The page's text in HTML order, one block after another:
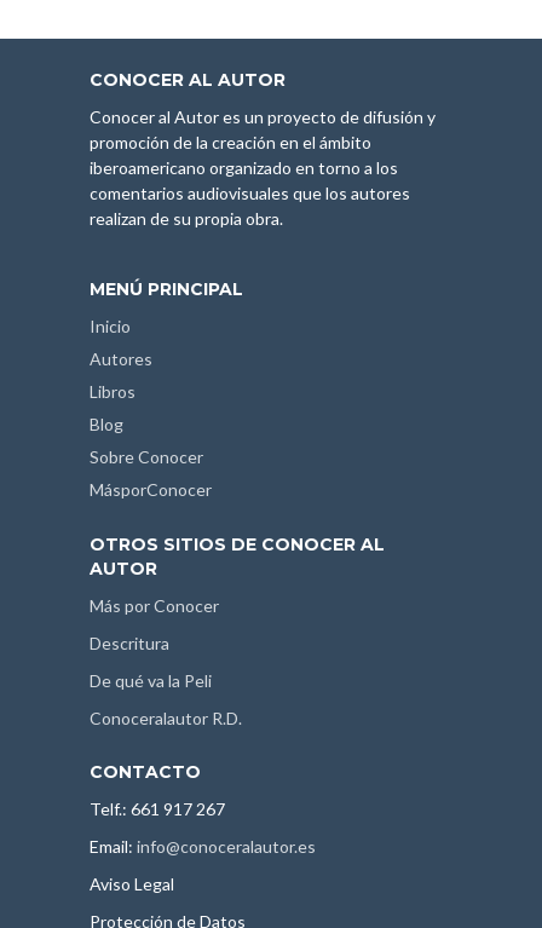
CONOCER AL AUTOR
Conocer al Autor es un proyecto de difusión y
promoción de la creación en el ámbito
iberoamericano organizado en torno a los
comentarios audiovisuales que los autores
realizan de su propia obra.
MENÚ PRINCIPAL
Inicio
Autores
Libros
Blog
Sobre Conocer
MásporConocer
OTROS SITIOS DE CONOCER AL
AUTOR
Más por Conocer
Descritura
De qué va la Peli
Conoceralautor R.D.
CONTACTO
Telf.: 661 917 267
Email: info@conoceralautor.es
Aviso Legal
Protección de Datos